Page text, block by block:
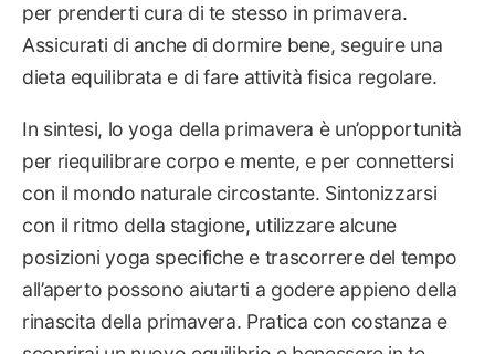
per prenderti cura di te stesso in primavera.
Assicurati di anche di dormire bene, seguire una
dieta equilibrata e di fare attività fisica regolare.
In sintesi, lo yoga della primavera è un’opportunità
per riequilibrare corpo e mente, e per connettersi
con il mondo naturale circostante. Sintonizzarsi
con il ritmo della stagione, utilizzare alcune
posizioni yoga specifiche e trascorrere del tempo
all’aperto possono aiutarti a godere appieno della
rinascita della primavera. Pratica con costanza e